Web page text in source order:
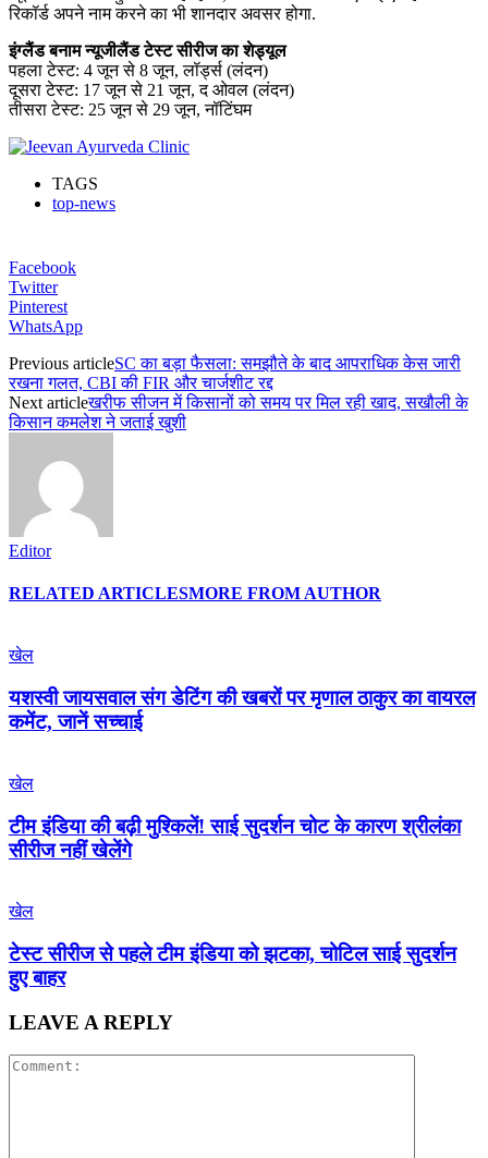
रिकॉर्ड अपने नाम करने का भी शानदार अवसर होगा.
इंग्लैंड बनाम न्यूजीलैंड टेस्ट सीरीज का शेड्यूल
पहला टेस्ट: 4 जून से 8 जून, लॉर्ड्स (लंदन)
दूसरा टेस्ट: 17 जून से 21 जून, द ओवल (लंदन)
तीसरा टेस्ट: 25 जून से 29 जून, नॉटिंघम
TAGS
top-news
Facebook
Twitter
Pinterest
WhatsApp
Previous articleSC का बड़ा फैसला: समझौते के बाद आपराधिक केस जारी
रखना गलत, CBI की FIR और चार्जशीट रद्द
Next articleखरीफ सीजन में किसानों को समय पर मिल रही खाद, सखौली के
किसान कमलेश ने जताई खुशी
Editor
RELATED ARTICLESMORE FROM AUTHOR
खेल
यशस्वी जायसवाल संग डेटिंग की खबरों पर मृणाल ठाकुर का वायरल
कमेंट, जानें सच्चाई
खेल
टीम इंडिया की बढ़ी मुश्किलें! साई सुदर्शन चोट के कारण श्रीलंका
सीरीज नहीं खेलेंगे
खेल
टेस्ट सीरीज से पहले टीम इंडिया को झटका, चोटिल साई सुदर्शन
हुए बाहर
LEAVE A REPLY